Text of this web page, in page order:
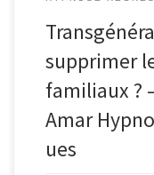
supprimer
familiaux ?
Amar
ues